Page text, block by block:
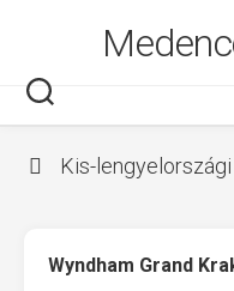
Kis-
Wyndham Grand